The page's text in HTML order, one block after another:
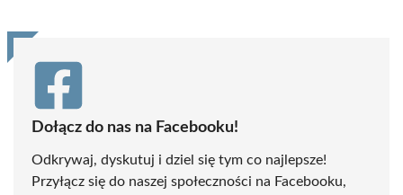
Dołącz do nas na Facebooku!
Odkrywaj, dyskutuj i dziel się tym co najlepsze!
Przyłącz się do naszej społeczności na Facebooku,